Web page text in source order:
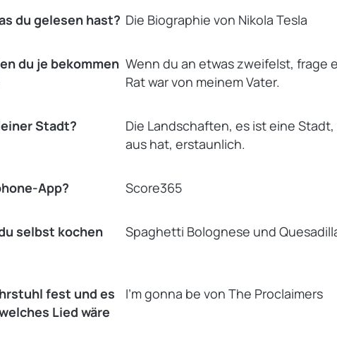
du gelesen hast? Die Biographie von Nikola Tesla
du je bekommen Wenn du an etwas zweifelst, frage
Rat war von meinem Vater.
Stadt?
Die Landschaften, es ist eine
aus hat, erstaunlich.
App? Score365
selbst kochen
Spaghetti Bolognese und
fest und es
Lied wäre
I’m gonna be von The Proclaimers